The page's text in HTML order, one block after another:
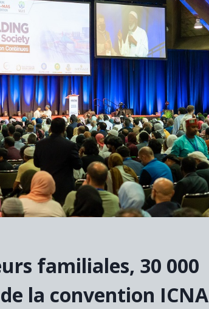
familiales, 30 000
la convention ICNA